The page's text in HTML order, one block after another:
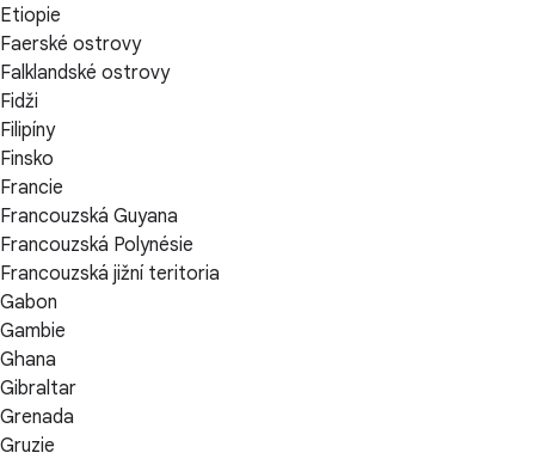
Etiopie
Faerské ostrovy
Falklandské ostrovy
Fidži
Filipíny
Finsko
Francie
Francouzská Guyana
Francouzská Polynésie
Francouzská jižní teritoria
Gabon
Gambie
Ghana
Gibraltar
Grenada
Gruzie